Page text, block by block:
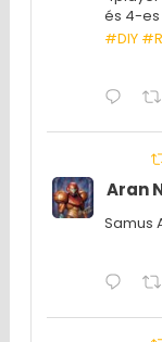
és 4-
#DIY
Aran
Samus